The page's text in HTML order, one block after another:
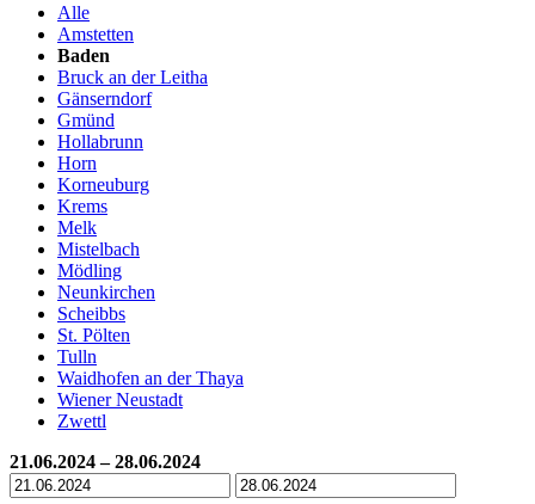
Alle
Amstetten
Baden
Bruck an der Leitha
Gänserndorf
Gmünd
Hollabrunn
Horn
Korneuburg
Krems
Melk
Mistelbach
Mödling
Neunkirchen
Scheibbs
St. Pölten
Tulln
Waidhofen an der Thaya
Wiener Neustadt
Zwettl
21.06.2024 – 28.06.2024